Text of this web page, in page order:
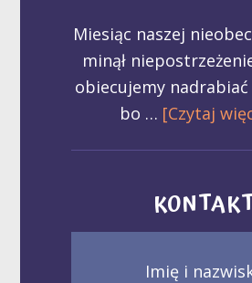
Miesiąc naszej
minął
obiecujemy nadrabiać
bo … [Czytaj
Imię i